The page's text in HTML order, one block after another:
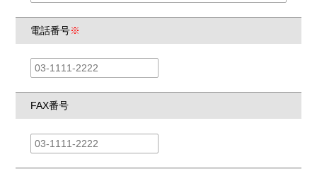
電話番号※
FAX番号